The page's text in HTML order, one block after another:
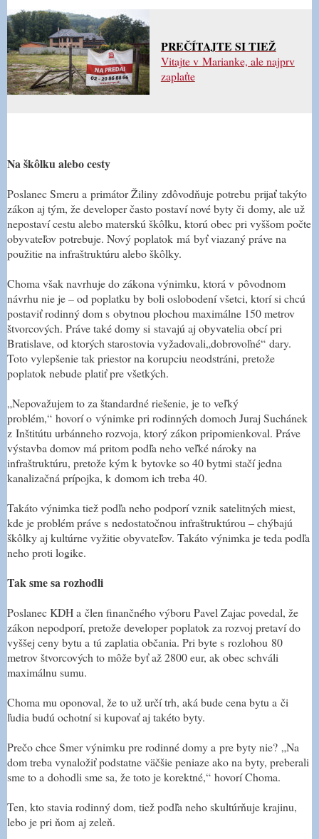
PREČÍTAJTE SI TIEŽ
Vitajte v Marianke, ale najprv
zaplaťte
Na škôlku alebo cesty
Poslanec Smeru a primátor Žiliny zdôvodňuje potrebu prijať takýto
zákon aj tým, že developer často postaví nové byty či domy, ale už
nepostaví cestu alebo materskú škôlku, ktorú obec pri vyššom počte
obyvateľov potrebuje. Nový poplatok má byť viazaný práve na
použitie na infraštruktúru alebo škôlky.
Choma však navrhuje do zákona výnimku, ktorá v pôvodnom
návrhu nie je – od poplatku by boli oslobodení všetci, ktorí si chcú
postaviť rodinný dom s obytnou plochou maximálne 150 metrov
štvorcových. Práve také domy si stavajú aj obyvatelia obcí pri
Bratislave, od ktorých starostovia vyžadovali„dobrovoľné“ dary.
Toto vylepšenie tak priestor na korupciu neodstráni, pretože
poplatok nebude platiť pre všetkých.
„Nepovažujem to za štandardné riešenie, je to veľký
problém,“ hovorí o výnimke pri rodinných domoch Juraj Suchánek
z Inštitútu urbánneho rozvoja, ktorý zákon pripomienkoval. Práve
výstavba domov má pritom podľa neho veľké nároky na
infraštruktúru, pretože kým k bytovke so 40 bytmi stačí jedna
kanalizačná prípojka, k domom ich treba 40.
Takáto výnimka tiež podľa neho podporí vznik satelitných miest,
kde je problém práve s nedostatočnou infraštruktúrou – chýbajú
škôlky aj kultúrne vyžitie obyvateľov. Takáto výnimka je teda podľa
neho proti logike.
Tak sme sa rozhodli
Poslanec KDH a člen finančného výboru Pavel Zajac povedal, že
zákon nepodporí, pretože developer poplatok za rozvoj pretaví do
vyššej ceny bytu a tú zaplatia občania. Pri byte s rozlohou 80
metrov štvorcových to môže byť až 2800 eur, ak obec schváli
maximálnu sumu.
Choma mu oponoval, že to už určí trh, aká bude cena bytu a či
ľudia budú ochotní si kupovať aj takéto byty.
Prečo chce Smer výnimku pre rodinné domy a pre byty nie? „Na
dom treba vynaložiť podstatne väčšie peniaze ako na byty, preberali
sme to a dohodli sme sa, že toto je korektné,“ hovorí Choma.
Ten, kto stavia rodinný dom, tiež podľa neho skultúrňuje krajinu,
lebo je pri ňom aj zeleň.